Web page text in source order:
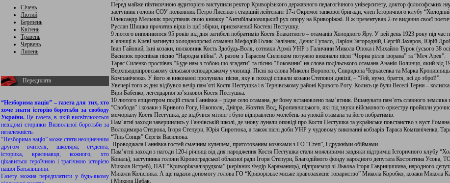
Січень
Лютий
Березень
Квітень
Травень
Червень
Липень
Передплата
“Незборима нація” – газета для тих, хто
хоче знати історію боротьби за свободу
України.Це газета, в якій висвітлюються
невідомі сторінки Визвольної боротьби за
незалежність.
“Незборима нація” може стати неоціненним
другом вчителя, школяра, студента,
історика, краєзнавця, кожного, хто
цікавиться героїчною і трагічною історією
нашої Батьківщини.
Газету можна передплатити у будь-якому
Перед майже півтисячною аудиторією виступили ректор Криворізького державного педагогічного університету, доктор філософських
заступник голови СОУ полковник Петро Лисенко і старший лейтенант 17-ї Окремої танкової бригади, член Історичного клубу
Олександр Мельник представив свою книжку “Антибільшовицький рух опору на Криворіжжі. Я ж презентував 2-ге видання своєї
Руслан Шишка прочитав вірш із цієї збірки, присвячений Костеві Пестушку.
9 лютого виповнилося 95 років від дня загибелі побратимів Костя Блакитного – отаманів Холодного Яру. У цей день 1923 року під час
в’язниці в Києві загинули холодноярські отамани Мефодій Голик-Залізняк, Денис Гупало, Ларіон Загородній, Сергій Захаров, Юрій
Іван Гайовий, їхні козаки, полковник Кость Здобудь-Воля, сотники Армії УНР з Галичини Микола Опока і Михайло Турок (усього 38
Василюк проспівав пісню “Народна війна”. А разом з Тарасом Силенком потужно виконали пісні “Чорна рілля ізорана” та “Меч Арея”.
Тарас Силенко проспівав “Буде нам з тобою що згадати” та пісню “Роковини” на слова подільського отамана Ананія Волинця, який від
Верхньодніпровському сільськогосподарському училищі. Пісні на слова Миколи Вороного, Спиридона Черкасенка та Марка
Компаніченко. У його ж виконанні пролунала пісня, яку в поході співали козаки Степової дивізії, – “Гей, нумо, браття, всі до зброї!”.
Увечері того ж дня відбувся вечір пам’яті Костя Пестушка і в Тернівському районі Кривого Рогу. Колись це були Веселі Терни – колиска
Віри Бабенко, легендарної зв’язкової Костя Пестушка.
10 лютого епіцентром подій стала Ганнівка – рідне село отамана, де йому встановлено пам’ятник. Вшанувати пам’ять славного земляка
“Свобода” і козаки з Кривого Рогу, Нікополя, Дніпра, Жовтих Вод, Кропивницького, які під звуки військового оркестру пройшли
меморіалу Костя Пестушка, де відбувся мітинг і було відправлено молебень за упокій отамана та його побратимів.
Пам’ятні заходи завершились у Ганнівській школі, де знову лунали оповіді про Костя Пестушка та українське повстанство з вуст
Володимира Стецюка, Ігоря Степури, Юрія Сиротюка, а також пісні доби УНР у чудовому виконанні кобзарів Тараса Компаніченка,
“Тінь Сонця” Сергія Василюка.
Проводжала Ганнівка гостей смачним кулешем, приготованим козаками з ГО “Степ”, і дружніми обіймами.
Пам’ятні заходи з нагоди 120-ї річниці від дня народження Костя Пестушка стали можливими завдяки підтримці Історичного клубу
Коваль), заступника голови Кіровоградської обласної ради Ігоря Степури, Благодійного фонду народного депутата Костянтина Усова,
Микола Ястреб), ПАТ “Криворіжзалізрудком” (керівник Федір Караманиць), підприємця зі Львова Ігоря Гаврищишина, народного
Миколи Колісника. А ще надали допомогу голова ГО “Криворізьке міське правозахисне товариство” Микола Коробко, козаки Микола
і Микола Цабак.